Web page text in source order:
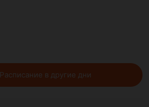
Расписание в другие дни